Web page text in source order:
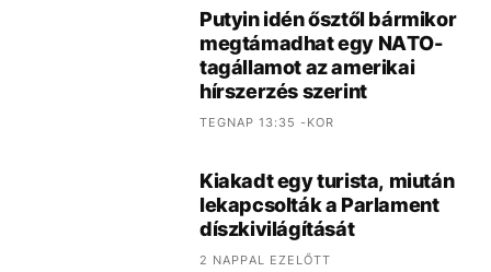
Putyin idén ősztől bármikor
megtámadhat egy NATO-
tagállamot az amerikai
hírszerzés szerint
TEGNAP 13:35 -KOR
Kiakadt egy turista, miután
lekapcsolták a Parlament
díszkivilágítását
2 NAPPAL EZELŐTT